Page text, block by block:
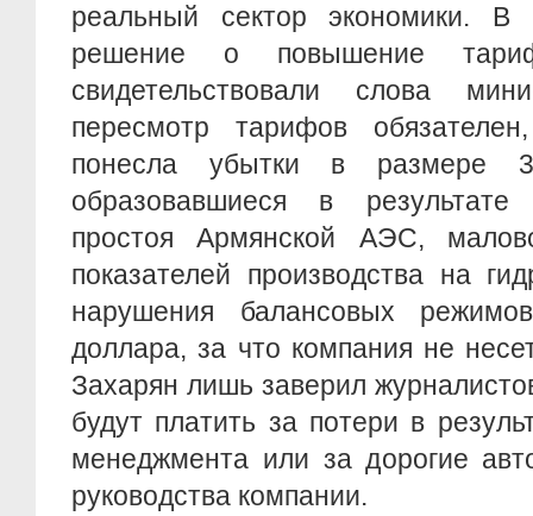
реальный сектор экономики. В
решение о повышение
свидетельствовали слова
пересмотр тарифов
понесла убытки в размере
образовавшиеся в результате
простоя Армянской АЭС,
показателей производства на
нарушения балансовых
доллара, за что компания не
Захарян лишь заверил
будут платить за потери в
менеджмента или за дорогие
руководства компании.